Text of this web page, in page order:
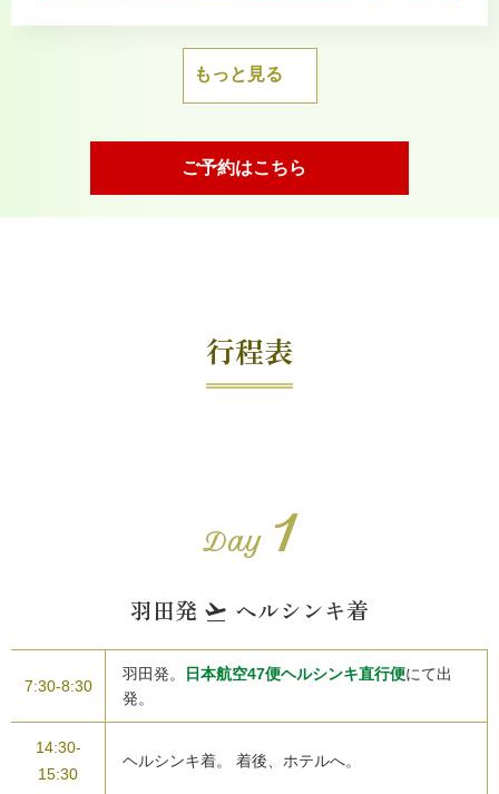
もっと見る
ご予約はこちら
行程表
Day 1
羽田発 flight_takeoff ヘルシンキ着
7:30-8:30
羽田発。 日本航空47便ヘルシンキ直行便にて出
発。
14:30-
15:30
ヘルシンキ着。 着後、ホテルへ。